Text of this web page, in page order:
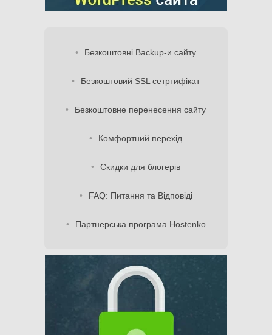
Безкоштовні Backup-и сайту
Безкоштовий SSL сетртифікат
Безкоштовне перенесення сайту
Комфортний перехід
Скидки для блогерів
FAQ: Питання та Відповіді
Партнерська програма Hostenko